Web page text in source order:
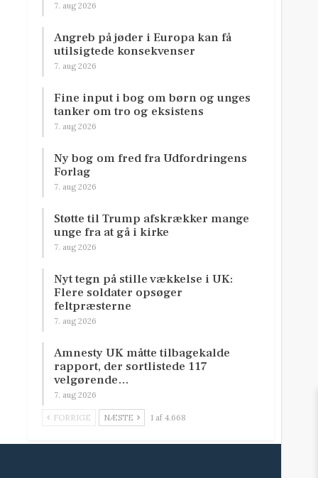
7. aug 2026
Angreb på jøder i Europa kan få
utilsigtede konsekvenser
7. aug 2026
Fine input i bog om børn og unges
tanker om tro og eksistens
7. aug 2026
Ny bog om fred fra Udfordringens
Forlag
7. aug 2026
Støtte til Trump afskrækker mange
unge fra at gå i kirke
7. aug 2026
Nyt tegn på stille vækkelse i UK:
Flere soldater opsøger
feltpræsterne
7. aug 2026
Amnesty UK måtte tilbagekalde
rapport, der sortlistede 117
velgørende…
7. aug 2026
FORRIGE NÆSTE 1 af 4.668